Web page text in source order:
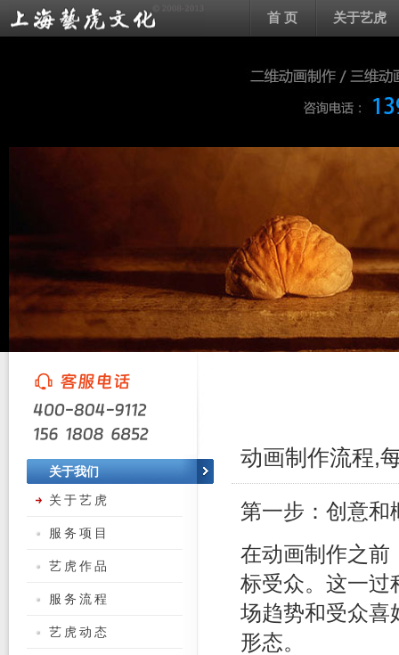
首 页 关于艺虎
动画制作流程,
第一步：创意和
在动画制作之前
标受众。这一过
场趋势和受众喜
形态。
关于我们
关于艺虎
服务项目
艺虎作品
服务流程
艺虎动态